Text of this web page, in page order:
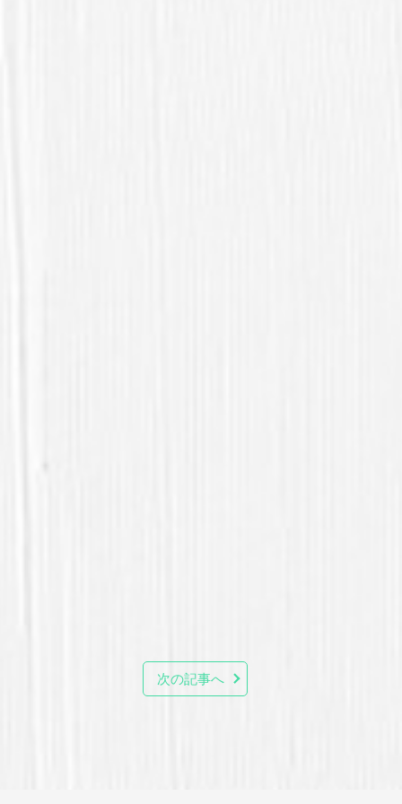
次の記事へ